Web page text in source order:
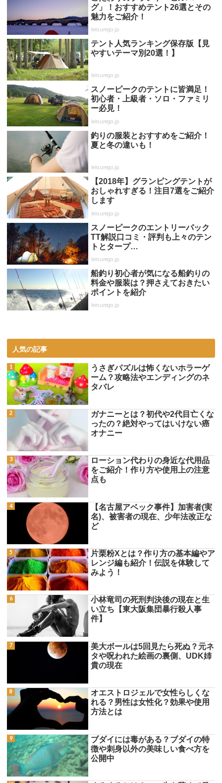
グ」！おすすめテント26選とその
魅力をご紹介！
leisurego.jp
テント人気ランキング保存版【見
やすいテーマ別20選！】
leisurego.jp
スノーピークのテントに皆満足！
初心者・上級者・ソロ・ファミリ
ー必見！
leisurego.jp
釣りの服装とおすすめをご紹介！
夏と冬の違いも！
leisurego.jp
【2018年】グランピングテントが
おしゃれすぎる！注目7選をご紹介
します
leisurego.jp
スノーピークのエントリーパック
TT解説口コミ・評判も上々のテン
トとタープ…
leisurego.jp
船釣り初心者が気になる船釣りの
料金や服装は？押さえておきたい
ポイントを紹介
leisurego.jp
人気の記事
うさぎパズルは怖くないホラーゲ
ーム？攻略法やエンディングのネ
タバレ
ガナニーとは？初代や2代目亡くな
ったの？絶対やってはいけない癌
オナニー
ローション代わりの身近な代用品
をご紹介！作り方や使用上の注意
点も
【名古屋アベック事件】加害者(実
名)、被害者の現在、少年法改正な
ど
片栗粉Xとは？作り方の基本編やア
レンジ編も紹介！伝説を体験して
みよう！
小林竜司の死刑判決後の現在と生
い立ち【東大阪集団暴行殺人事
件】
美大ボールは5回見たら死ぬ？元ネ
タや呪われた絵画の裏側、UDK姉
貴の現在
オエストロジェルで女性らしくな
れる？男性は女性化？効果や使用
方法とは
ブダイには毒がある？ブダイの特
徴や刺身以外の美味しい食べ方を
公開中